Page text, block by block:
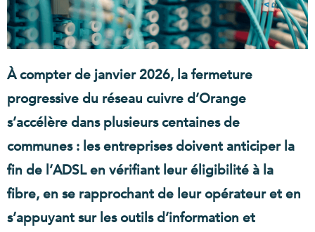
À compter de janvier 2026, la fermeture
progressive du réseau cuivre d’Orange
s’accélère dans plusieurs centaines de
communes : les entreprises doivent anticiper la
fin de l’ADSL en vérifiant leur éligibilité à la
fibre, en se rapprochant de leur opérateur et en
s’appuyant sur les outils d’information et